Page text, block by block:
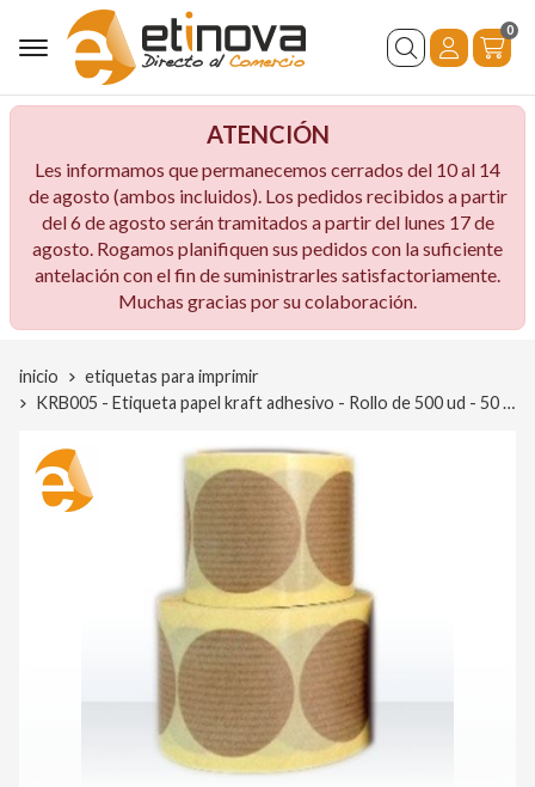
Buscar
0
ATENCIÓN
Les informamos que permanecemos cerrados del 10 al 14
de agosto (ambos incluidos). Los pedidos recibidos a partir
del 6 de agosto serán tramitados a partir del lunes 17 de
agosto. Rogamos planifiquen sus pedidos con la suficiente
antelación con el fin de suministrarles satisfactoriamente.
Muchas gracias por su colaboración.
inicio
etiquetas para imprimir
KRB005 - Etiqueta papel kraft adhesivo - Rollo de 500 ud - 50 mm Ø